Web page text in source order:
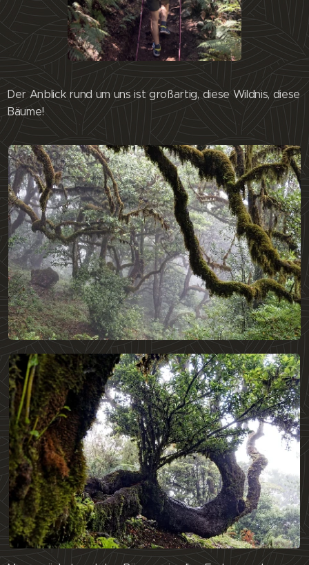
Der Anblick rund um uns ist großartig, diese Wildnis, diese
Bäume!